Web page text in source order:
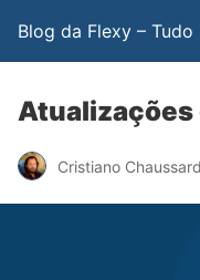
Blog da Flexy –
Atualizações
Cristiano Chaussard